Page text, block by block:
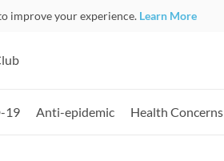
improve your experience. Learn More
19 Anti-epidemic Health Concerns